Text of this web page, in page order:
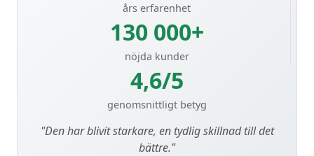
års erfarenhet
130 000+
nöjda kunder
4,6/5
genomsnittligt betyg
"Den har blivit starkare, en tydlig skillnad till det
bättre."